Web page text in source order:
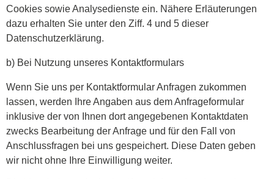
Cookies sowie Analysedienste ein. Nähere Erläuterungen
dazu erhalten Sie unter den Ziff. 4 und 5 dieser
Datenschutzerklärung.
b) Bei Nutzung unseres Kontaktformulars
Wenn Sie uns per Kontaktformular Anfragen zukommen
lassen, werden Ihre Angaben aus dem Anfrageformular
inklusive der von Ihnen dort angegebenen Kontaktdaten
zwecks Bearbeitung der Anfrage und für den Fall von
Anschlussfragen bei uns gespeichert. Diese Daten geben
wir nicht ohne Ihre Einwilligung weiter.